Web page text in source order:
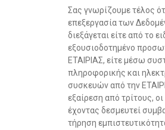
Σας γνωρίζουμε τέλος
επεξεργασία των
διεξάγεται είτε από το
εξουσιοδοτημένο
ΕΤΑΙΡΙΑΣ, είτε μέσω
πληροφορικής και
συσκευών από την
εξαίρεση από τρίτους, οι
έχοντας δεσμευτεί
τήρηση